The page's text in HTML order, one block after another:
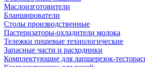
Маслоизготовители
Бланширователи
Столы производственные
Пастеризаторы-охладители молока
Тележки пищевые технологические
Запасные части и расходники
Комплектующие для лапшерезок-